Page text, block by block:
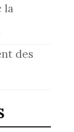
la
des